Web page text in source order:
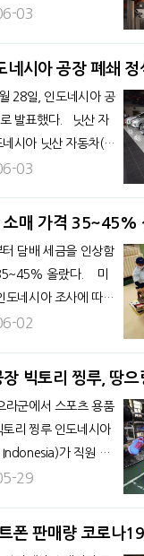
자처로 매력적이라
가
신 자동차제조위험성
03
네시아 공장 폐쇄 정
28일, 인도네시아 공
했다. 닛산 자
시아 닛산 자동차(PT
이하 NMI)는 1월
뿌르와까르따에 있
03
소매 가격 35~45%
올랐다. 미
도네시아 조사에 따르
품의 국내 수요는
영어 계 담배 대기업
02
빅토리 찡루, 땅
리 찡루 인도네시아
가 직원 4,9
자카르타 글로브가
회사는 코로나19 확
29
폰 판매량 코로나